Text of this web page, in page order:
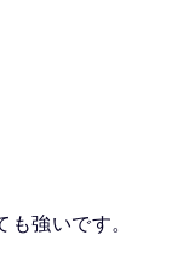
も強いです。